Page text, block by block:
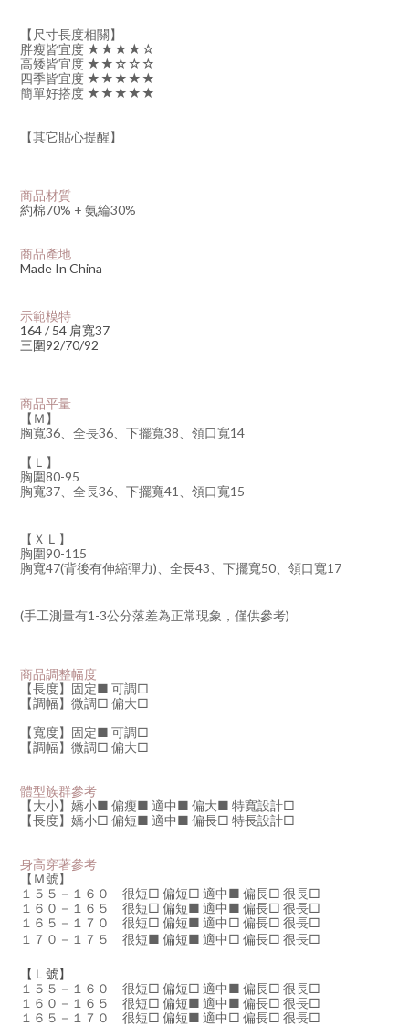
【尺寸長度相關】
胖瘦皆宜度 ★★★★☆
高矮皆宜度 ★★☆☆☆
四季皆宜度 ★★★★★
簡單好搭度 ★★★★★
【其它貼心提醒】
商品材質
約棉70% + 氨綸30%
商品產地
Made In China
示範模特
164 / 54 肩寬37
三圍92/70/92
商品平量
【Ｍ】
胸寬36、全長36、下擺寬38、領口寬14
【Ｌ】
胸圍80-95
胸寬37、全長36、下擺寬41、領口寬15
【ＸＬ】
胸圍90-115
胸寬47(背後有伸縮彈力)、 全長43、下擺寬50、領口寬17
(手工測量有1-3公分落差為正常現象，僅供參考)
商品調整幅度
【長度】固定■ 可調□
【調幅】微調□ 偏大□
【寬度】固定■ 可調□
【調幅】微調□ 偏大□
體型族群參考
【大小】嬌小■ 偏瘦■ 適中■ 偏大■ 特寬設計□
【長度】嬌小□ 偏短■ 適中■ 偏長□ 特長設計□
身高穿著參考
【Ｍ號】
１５５－１６０ 很短□ 偏短□ 適中■ 偏長□ 很長□
１６０－１６５ 很短□ 偏短■ 適中■ 偏長□ 很長□
１６５－１７０ 很短□ 偏短■ 適中□ 偏長□ 很長□
１７０－１７５ 很短■ 偏短■ 適中□ 偏長□ 很長□
【Ｌ號】
１５５－１６０ 很短□ 偏短□ 適中■ 偏長□ 很長□
１６０－１６５ 很短□ 偏短■ 適中■ 偏長□ 很長□
１６５－１７０ 很短□ 偏短■ 適中□ 偏長□ 很長□